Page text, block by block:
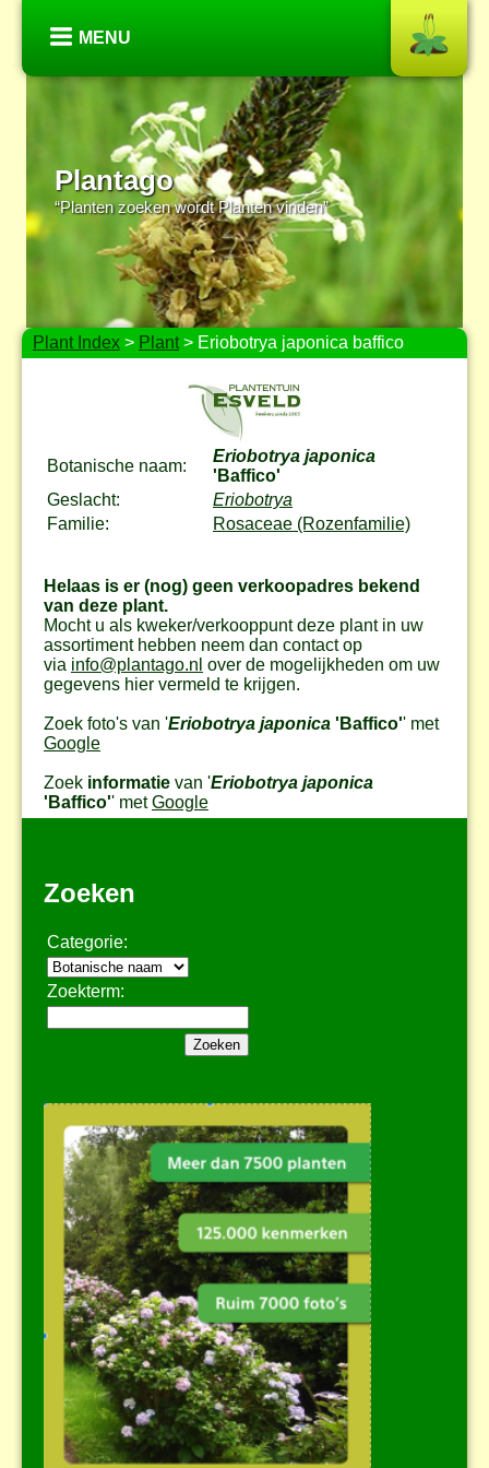
MENU
Plantago
“Planten zoeken wordt Planten vinden”
Plant Index > Plant> Eriobotrya japonica baffico
Botanische naam:
Eriobotrya japonica
'Baffico'
Geslacht:
Eriobotrya
Familie:
Rosaceae (Rozenfamilie)
Helaas is er (nog) geen verkoopadres bekend
van deze plant.
Mocht u als kweker/verkooppunt deze plant in uw
assortiment hebben neem dan contact op
via info@plantago.nl over de mogelijkheden om uw
gegevens hier vermeld te krijgen.
Zoek foto's van 'Eriobotrya japonica 'Baffico'' met
Google
Zoek informatie van 'Eriobotrya japonica
'Baffico'' metGoogle
Zoeken
Categorie:
Zoekterm: